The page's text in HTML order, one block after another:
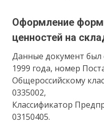
Оформление
ценностей на
Данные документ был
1999 года, номер
Общероссийскому
0335002,
Классификатор
03150405.